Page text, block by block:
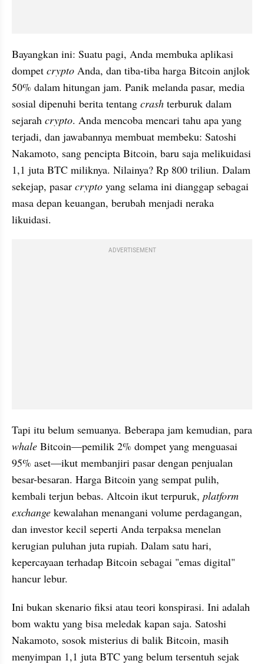
Bayangkan ini: Suatu pagi, Anda membuka aplikasi
dompet crypto Anda, dan tiba-tiba harga Bitcoin anjlok
50% dalam hitungan jam. Panik melanda pasar, media
sosial dipenuhi berita tentang crash terburuk dalam
sejarah crypto. Anda mencoba mencari tahu apa yang
terjadi, dan jawabannya membuat membeku: Satoshi
Nakamoto, sang pencipta Bitcoin, baru saja melikuidasi
1,1 juta BTC miliknya. Nilainya? Rp 800 triliun. Dalam
sekejap, pasar crypto yang selama ini dianggap sebagai
masa depan keuangan, berubah menjadi neraka
likuidasi.
ADVERTISEMENT
whale Bitcoin—pemilik 2% dompet yang menguasai
95% aset—ikut membanjiri pasar dengan penjualan
besar-besaran. Harga Bitcoin yang sempat pulih,
kembali terjun bebas. Altcoin ikut terpuruk, platform
exchange kewalahan menangani volume perdagangan,
dan investor kecil seperti Anda terpaksa menelan
kerugian puluhan juta rupiah. Dalam satu hari,
kepercayaan terhadap Bitcoin sebagai "emas digital"
hancur lebur.
Ini bukan skenario fiksi atau teori konspirasi. Ini adalah
bom waktu yang bisa meledak kapan saja. Satoshi
Nakamoto, sosok misterius di balik Bitcoin, masih
menyimpan 1,1 juta BTC yang belum tersentuh sejak